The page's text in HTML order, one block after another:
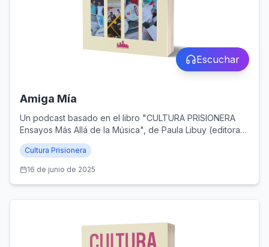
Escuchar
Amiga Mía
Un podcast basado en el libro "CULTURA PRISIONERA
Ensayos Más Allá de la Música", de Paula Libuy (editora),
y publicado por Santiago Ander Editorial (Santiago de
Chile, 2024)
Cultura Prisionera
16 de junio de 2025